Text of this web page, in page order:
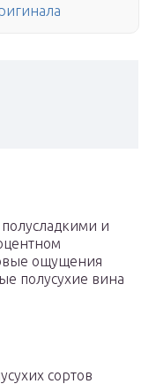
и
ощущения
полусухие вина
сортов